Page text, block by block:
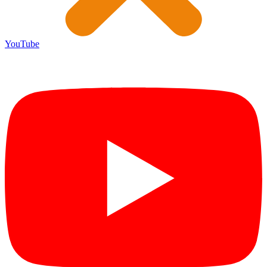
YouTube